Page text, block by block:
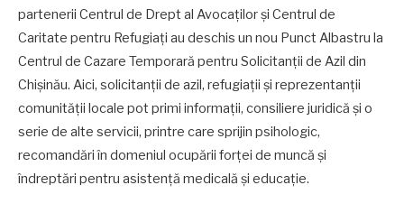
partenerii Centrul de Drept al Avocaților și Centrul de
Caritate pentru Refugiați au deschis un nou Punct Albastru la
Centrul de Cazare Temporară pentru Solicitanții de Azil din
Chișinău. Aici, solicitanții de azil, refugiații și reprezentanții
comunității locale pot primi informații, consiliere juridică și o
serie de alte servicii, printre care sprijin psihologic,
recomandări în domeniul ocupării forței de muncă și
îndreptări pentru asistență medicală și educație.